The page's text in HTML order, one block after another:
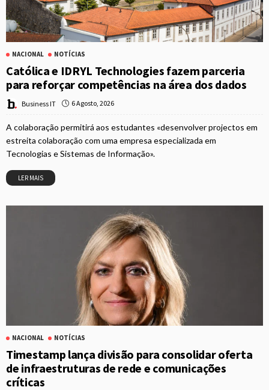
NACIONAL NOTÍCIAS
Católica e IDRYL Technologies fazem parceria
para reforçar competências na área dos dados
Business IT 6 Agosto, 2026
A colaboração permitirá aos estudantes «desenvolver projectos em
estreita colaboração com uma empresa especializada em
Tecnologias e Sistemas de Informação».
LER MAIS
NACIONAL NOTÍCIAS
Timestamp lança divisão para consolidar oferta
de infraestruturas de rede e comunicações
críticas